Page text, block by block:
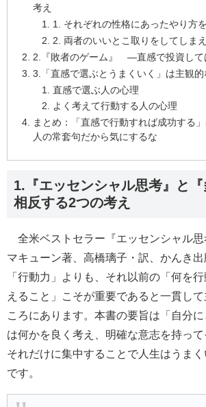
考え
1. それぞれの性格にあったやり方
2. 両者のいいとこ取りをしてしま
2.『敗者のゲーム』 ―直感で投資して
3.「直感で選ぶとうまくいく」は主観
直感で選ぶ人の心理
よく考えて行動する人の心理
まとめ：「直感で行動すれば成功する
人の常套句だから気にするな
1.『エッセンシャル思考』と
相反する2つの考え
全米ベストセラー『エッセンシャル思
マキューン著、高橋璃子・訳、かんき
「行動力」よりも、それ以前の「何を
えること」こそが重要であると一貫し
ころにあります。本書の要旨は「自分
は何かを良く考え、明確な意志を持って
それだけに集中することで人生はうま
です。